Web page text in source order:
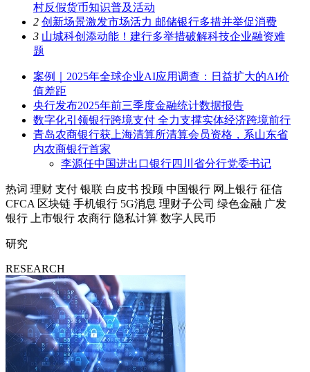
村反假货币知识普及活动
2 创新场景激发市场活力 邮储银行多措并举促消费
3 山城科创添动能！建行多举措破解科技企业融资难
题
案例｜2025年全球企业AI应用调查：日益扩大的AI价
值差距
央行发布2025年前三季度金融统计数据报告
数字化引领银行跨境支付 全力支撑实体经济跨境前行
青岛农商银行获上海清算所清算会员资格，系山东省
内农商银行首家
李源任中国进出口银行四川省分行党委书记
热词 理财 支付 银联 白皮书 投顾 中国银行 网上银行 征信
CFCA 区块链 手机银行 5G消息 理财子公司 绿色金融 广发
银行
上市银行 农商行 隐私计算 数字人民币
研究
RESEARCH